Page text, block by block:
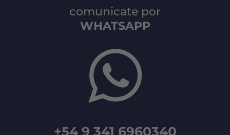
comunicate por
WHATSAPP
+54 9 341 6960340